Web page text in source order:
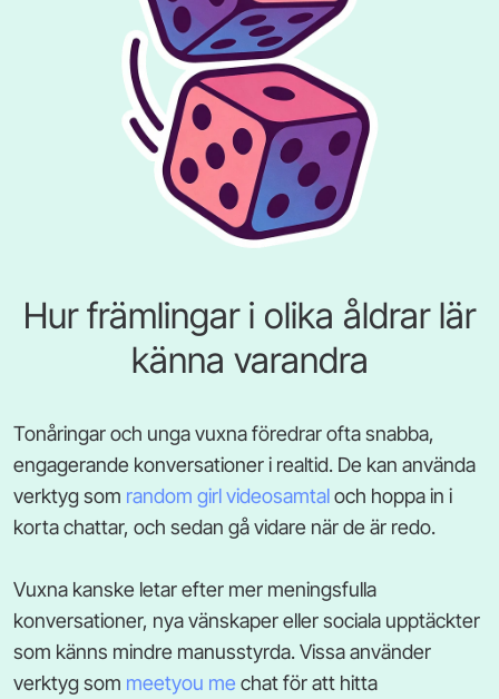
Hur främlingar i olika åldrar lär
känna varandra
Tonåringar och unga vuxna föredrar ofta snabba,
engagerande konversationer i realtid. De kan använda
verktyg som random girl videosamtaloch hoppa in i
korta chattar, och sedan gå vidare när de är redo.
Vuxna kanske letar efter mer meningsfulla
konversationer, nya vänskaper eller sociala upptäckter
som känns mindre manusstyrda. Vissa använder
verktyg som meetyou me chat för att hitta